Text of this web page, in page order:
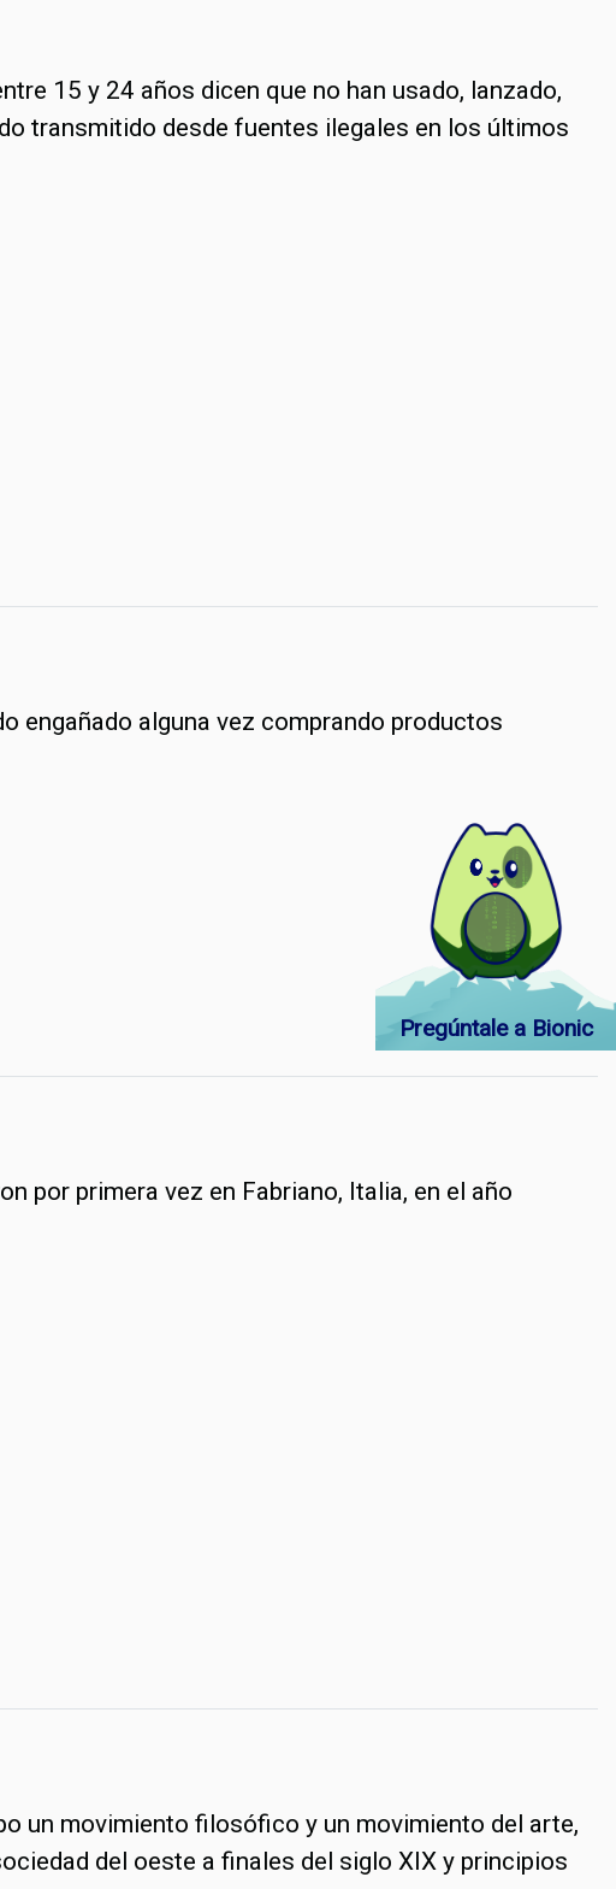
15 y 24 años dicen que no han usado, lanzado,
transmitido desde fuentes ilegales en los últimos
engañado alguna vez comprando productos
por primera vez en Fabriano, Italia, en el año
un movimiento filosófico y un movimiento del arte,
del oeste a finales del siglo XIX y principios
Pregúntale a Bionic